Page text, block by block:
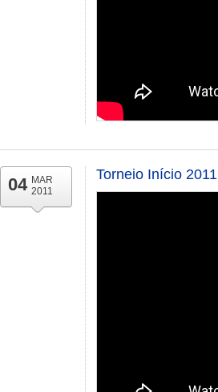
04 MAR
2011
Torneio Início 2011